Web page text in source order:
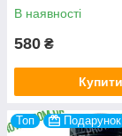
В наявності
580 ₴
Купити
Топ Подарунок